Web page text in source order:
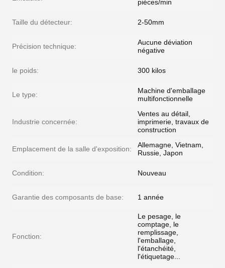
pièces/min
Taille du détecteur: 2-50mm
Précision technique:
Aucune déviation
négative
le poids: 300 kilos
Le type:
Machine d'emballage
multifonctionnelle
Industrie concernée:
Ventes au détail,
imprimerie, travaux de
construction
Emplacement de la salle d'exposition:
Allemagne, Vietnam,
Russie, Japon
Condition: Nouveau
Garantie des composants de base: 1 année
Fonction:
Le pesage, le
comptage, le
remplissage,
l'emballage,
l'étanchéité,
l'étiquetage...